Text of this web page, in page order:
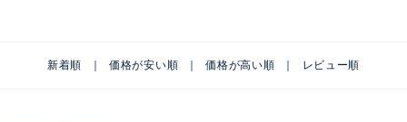
新着順 価格が安い順 価格が高い順 レビュー順